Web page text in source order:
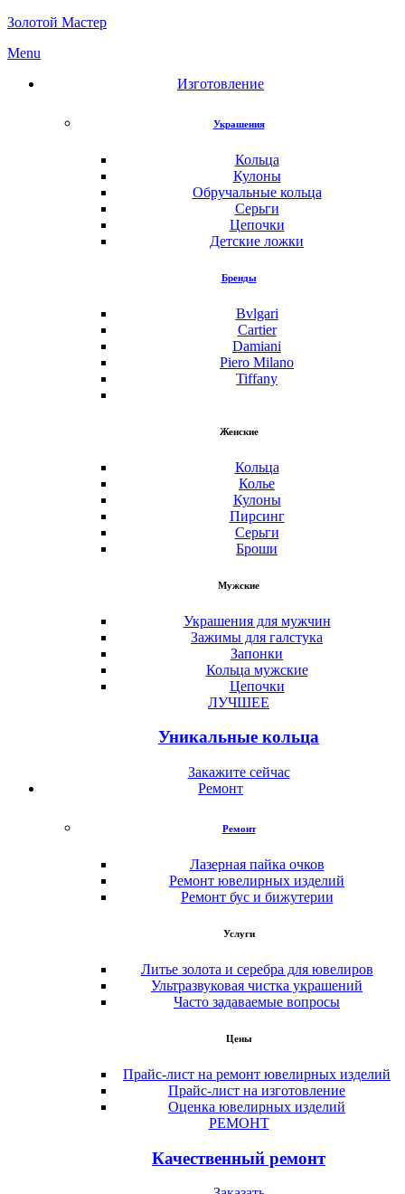
Золотой Мастер
Menu
Изготовление
Украшения
Кольца
Кулоны
Обручальные кольца
Серьги
Цепочки
Детские ложки
Бренды
Bvlgari
Cartier
Damiani
Piero Milano
Tiffany
Женские
Кольца
Колье
Кулоны
Пирсинг
Серьги
Броши
Мужские
Украшения для мужчин
Зажимы для галстука
Запонки
Кольца мужские
Цепочки
ЛУЧШЕЕ
Уникальные кольца
Закажите сейчас
Ремонт
Ремонт
Лазерная пайка очков
Ремонт ювелирных изделий
Ремонт бус и бижутерии
Услуги
Литье золота и серебра для ювелиров
Ультразвуковая чистка украшений
Часто задаваемые вопросы
Цены
Прайс-лист на ремонт ювелирных изделий
Прайс-лист на изготовление
Оценка ювелирных изделий
РЕМОНТ
Качественный ремонт